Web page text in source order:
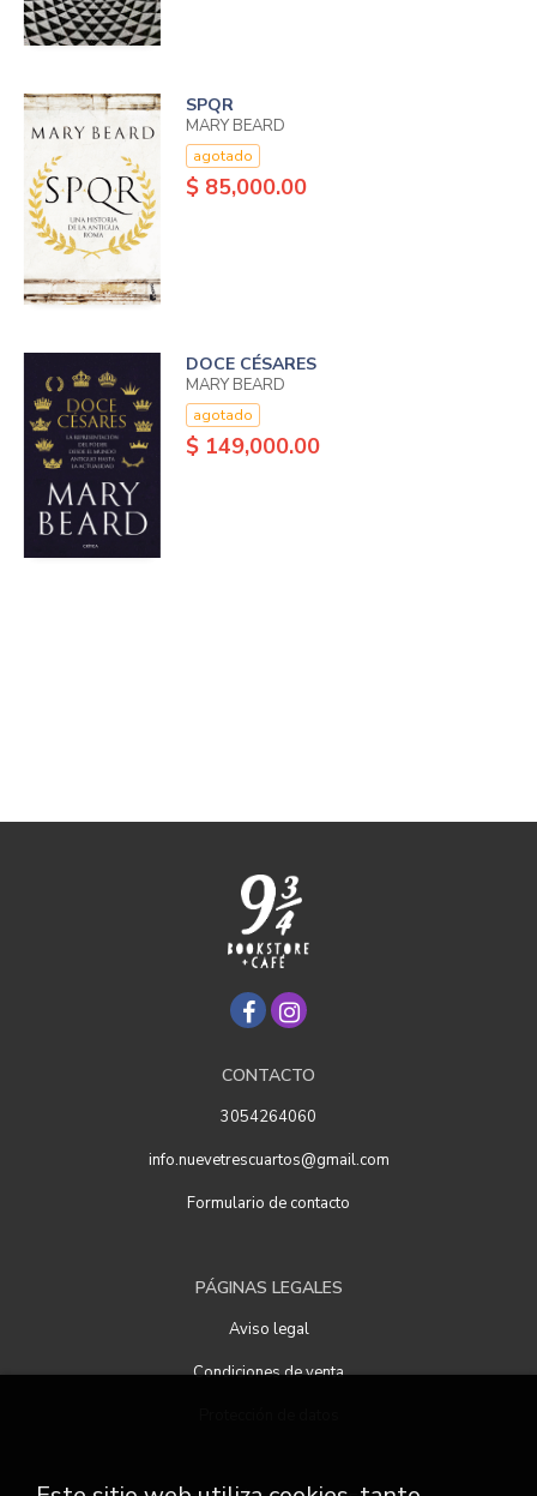
SPQR
MARY BEARD
agotado
$ 85,000.00
DOCE CÉSARES
MARY BEARD
agotado
$ 149,000.00
CONTACTO
3054264060
info.nuevetrescuartos@gmail.com
Formulario de contacto
PÁGINAS LEGALES
Aviso legal
Condiciones de venta